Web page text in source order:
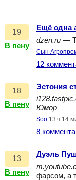
19
В пену
Ещё одна
dzen.ru —
Сын
12
18
В пену
Эстония
Юмор
Soo 13 ч 14
8
13
В пену
Дуэль
фарсом, а